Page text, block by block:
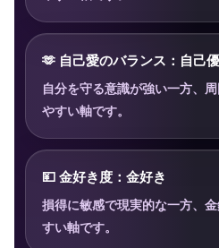
🫶 自己愛のバランス：自己
自分を守る意識が強い一方、
やすい軸です。
💴 金好き度：金好き
損得に敏感で現実的な一方、
すい軸です。